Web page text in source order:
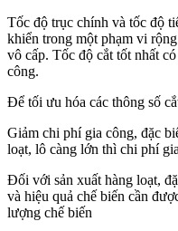
Tốc độ trục chính và tốc độ
khiển trong một phạm vi
vô cấp. Tốc độ cắt tốt nhất
công.
Để tối ưu hóa các thông số
Giảm chi phí gia công, đặc
loạt, lô càng lớn thì chi phí
Đối với sản xuất hàng loạt,
và hiệu quả chế biến cần
lượng chế biến